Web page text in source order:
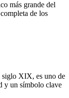
más grande del
de los
siglo XIX, es uno de
y un símbolo clave